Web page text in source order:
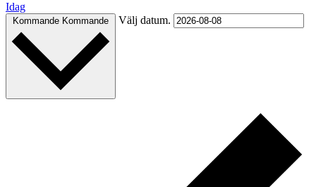
Idag
Kommande Kommande Välj datum.